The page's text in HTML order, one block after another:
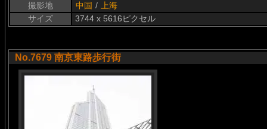
撮影地
中国 /
上海
サイズ
3744 x 5616ピクセル
No.7679 南京東路歩行街